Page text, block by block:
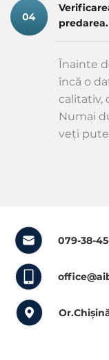
predarea.
Înainte
încă o
calitativ,
Numai
veți
079-38-